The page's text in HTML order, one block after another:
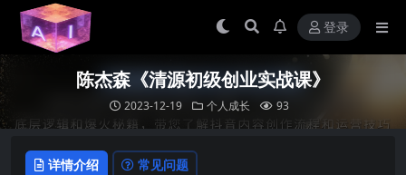
登录
陈杰森《清源初级创业实战课》
2023-12-19 个人成长 93
详情介绍 常见问题